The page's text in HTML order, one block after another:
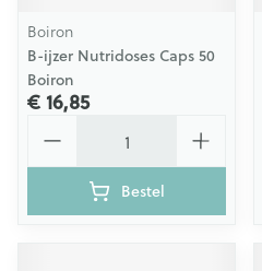
Boiron
B-ijzer Nutridoses Caps 50
Boiron
€ 16,85
Bestel